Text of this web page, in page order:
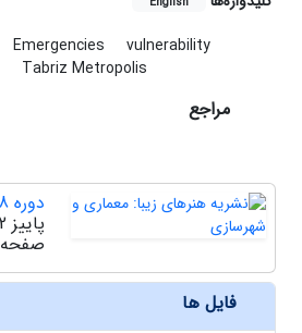
Emergencies
vulnerability
Tabriz Metropolis
مراجع
دوره 18، شماره 3
پاییز 1392
صفحه
فایل ها